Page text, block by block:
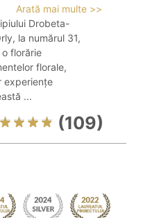
Arată mai multe >>
Drobeta-
la numărul 31,
florărie
florale,
experiențe
...
(109)